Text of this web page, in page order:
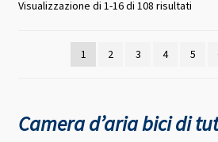
Visualizzazione di 1-16 di 108 risultati
1 2 3 4 5
Camera d’aria bici di